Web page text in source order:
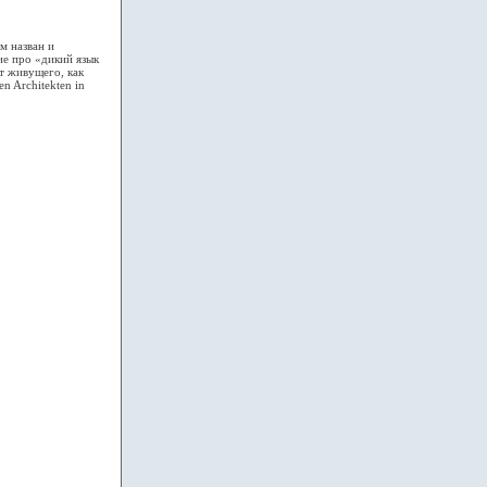
назван и
про «дикий язык
живущего, как
Architekten in